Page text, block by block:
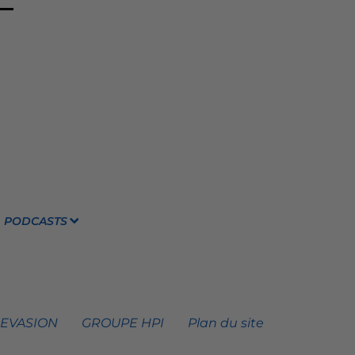
PODCASTS
GROUPE HPI Plan du site